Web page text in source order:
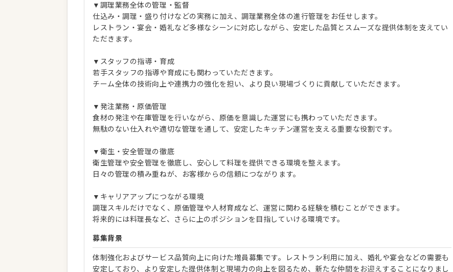
▼調理業務全体の管理・監督
仕込み・調理・盛り付けなどの実務に加え、調理業務全体の進行管理をお任せします。
レストラン・宴会・婚礼など多様なシーンに対応しながら、安定した品質とスムーズな提供体制を支えてい
ただきます。
▼スタッフの指導・育成
若手スタッフの指導や育成にも関わっていただきます。
チーム全体の技術向上や連携力の強化を担い、より良い現場づくりに貢献していただきます。
▼発注業務・原価管理
食材の発注や在庫管理を行いながら、原価を意識した運営にも携わっていただきます。
無駄のない仕入れや適切な管理を通して、安定したキッチン運営を支える重要な役割です。
▼衛生・安全管理の徹底
衛生管理や安全管理を徹底し、安心して料理を提供できる環境を整えます。
日々の管理の積み重ねが、お客様からの信頼につながります。
▼キャリアアップにつながる環境
調理スキルだけでなく、原価管理や人材育成など、運営に関わる経験を積むことができます。
将来的には料理長など、さらに上のポジションを目指していける環境です。
募集背景
体制強化およびサービス品質向上に向けた増員募集です。レストラン利用に加え、婚礼や宴会などの需要も
安定しており、より安定した提供体制と現場力の向上を図るため、新たな仲間をお迎えすることになりまし